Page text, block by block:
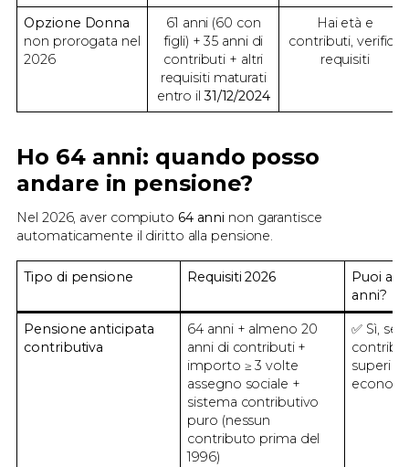
Opzione Donna
non prorogata nel
2026
61 anni (60 con
figli) + 35 anni di
contributi + altri
requisiti maturati
entro il31/12/2024
Hai età e
contributi, verifica
requisiti
Ho 64 anni: quando posso
andare in pensione?
Nel 2026, aver compiuto 64 anni non garantisce
automaticamente il diritto alla pensione.
Tipo di pensione Requisiti 2026
Puoi
anni?
Pensione anticipata
contributiva
64 anni + almeno 20
anni di contributi +
importo ≥ 3 volte
assegno sociale +
sistema contributivo
puro (nessun
contributo prima del
1996)
✅ Sì, se
superi la